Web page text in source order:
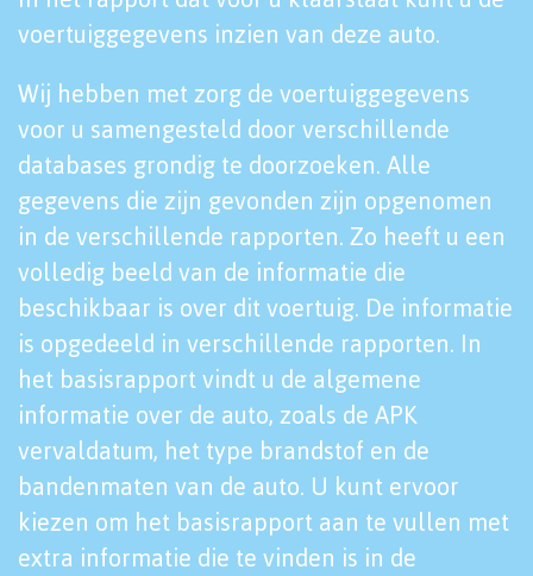
voertuiggegevens inzien van deze auto.
Wij hebben met zorg de voertuiggegevens
voor u samengesteld door verschillende
databases grondig te doorzoeken. Alle
gegevens die zijn gevonden zijn opgenomen
in de verschillende rapporten. Zo heeft u een
volledig beeld van de informatie die
beschikbaar is over dit voertuig. De informatie
is opgedeeld in verschillende rapporten. In
het basisrapport vindt u de algemene
informatie over de auto, zoals de APK
vervaldatum, het type brandstof en de
bandenmaten van de auto. U kunt ervoor
kiezen om het basisrapport aan te vullen met
extra informatie die te vinden is in de